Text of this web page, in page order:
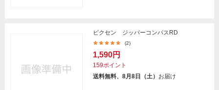
ビクセン ジッパーコンパスRD
(2)
1,590円
159ポイント
送料無料、8月8日（土） お届け